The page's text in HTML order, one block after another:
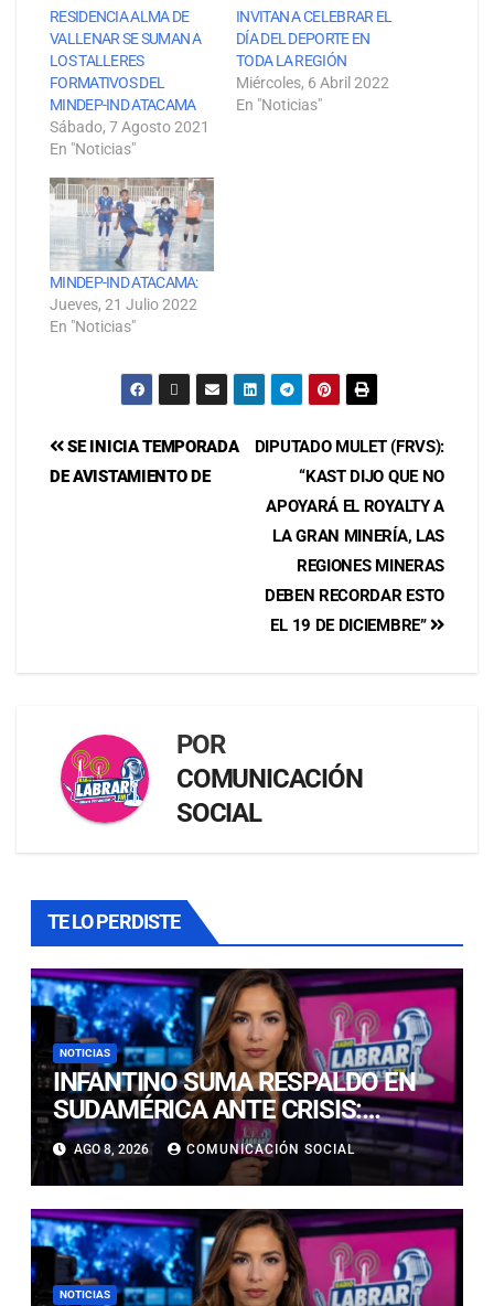
RESIDENCIA ALMA DE
VALLENAR SE SUMAN A
LOS TALLERES
FORMATIVOS DEL
MINDEP-IND ATACAMA
Sábado, 7 Agosto 2021
En "Noticias"
INVITAN A CELEBRAR EL
DÍA DEL DEPORTE EN
TODA LA REGIÓN
Miércoles, 6 Abril 2022
En "Noticias"
MINDEP-IND ATACAMA:
Jueves, 21 Julio 2022
En "Noticias"
DIPUTADO MULET (FRVS):
“KAST DIJO QUE NO
APOYARÁ EL ROYALTY A
LA GRAN MINERÍA, LAS
REGIONES MINERAS
DEBEN RECORDAR ESTO
EL 19 DE DICIEMBRE”
SE INICIA TEMPORADA
DE AVISTAMIENTO DE
POR
COMUNICACIÓN
SOCIAL
TE LO PERDISTE
NOTICIAS
INFANTINO SUMA RESPALDO EN
SUDAMÉRICA ANTE CRISIS:
ECUADOR Y VENEZUELA SE
CUADRAN CON EL SUIZO
AGO 8, 2026 COMUNICACIÓN SOCIAL
NOTICIAS